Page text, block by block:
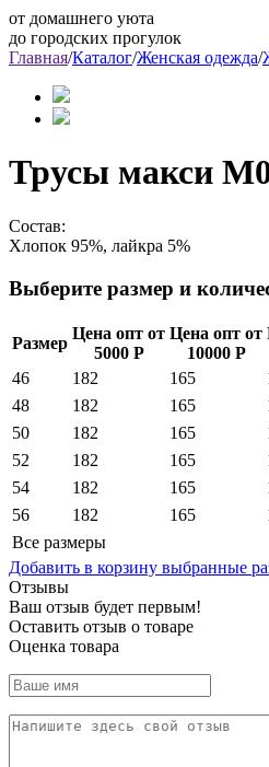
от домашнего уюта
до городских прогулок
Главная/Каталог/Женская одежда/
Трусы макси
Состав:
Хлопок 95%, лайкра 5%
Выберите размер и
Размер
Цена опт от
5000 Р
Цена опт от
10000 Р
46
182 165
48
182 165
50
182 165
52
182 165
54
182 165
56
182 165
Все размеры
Добавить в корзину выбранные
Отзывы
Ваш отзыв будет первым!
Оставить отзыв о товаре
Оценка товара